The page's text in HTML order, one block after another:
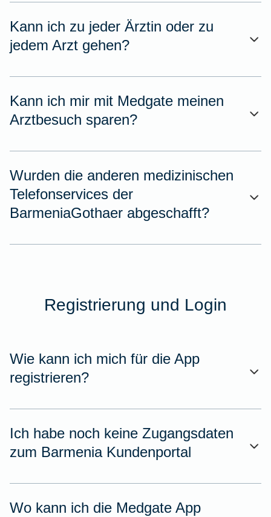
Kann ich zu jeder Ärztin oder zu
jedem Arzt gehen?
Kann ich mir mit Medgate meinen
Arztbesuch sparen?
Wurden die anderen medizinischen
Telefonservices der
BarmeniaGothaer abgeschafft?
Registrierung und Login
Wie kann ich mich für die App
registrieren?
Ich habe noch keine Zugangsdaten
zum Barmenia Kundenportal
Wo kann ich die Medgate App